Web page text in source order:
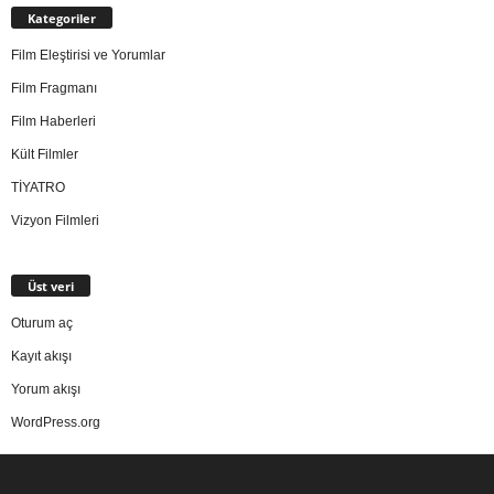
Kategoriler
Film Eleştirisi ve Yorumlar
Film Fragmanı
Film Haberleri
Kült Filmler
TİYATRO
Vizyon Filmleri
Üst veri
Oturum aç
Kayıt akışı
Yorum akışı
WordPress.org